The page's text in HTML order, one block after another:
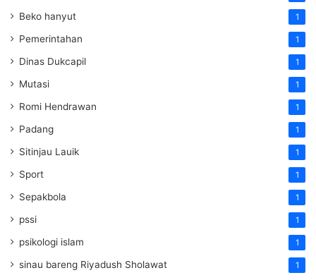
Beko hanyut 1
Pemerintahan 1
Dinas Dukcapil 1
Mutasi 1
Romi Hendrawan 1
Padang 1
Sitinjau Lauik 1
Sport 1
Sepakbola 1
pssi 1
psikologi islam 1
sinau bareng Riyadush Sholawat 1